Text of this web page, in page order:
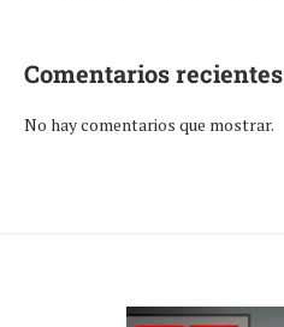
Comentarios recientes
No hay comentarios que mostrar.